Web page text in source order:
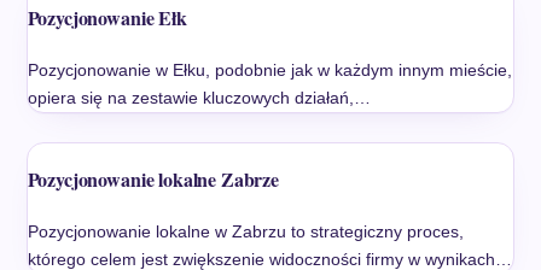
Pozycjonowanie Ełk
Pozycjonowanie w Ełku, podobnie jak w każdym innym mieście,
opiera się na zestawie kluczowych działań,…
Pozycjonowanie lokalne Zabrze
Pozycjonowanie lokalne w Zabrzu to strategiczny proces,
którego celem jest zwiększenie widoczności firmy w wynikach…